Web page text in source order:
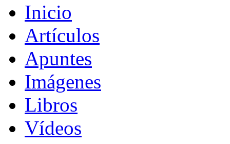
Inicio
Artículos
Apuntes
Imágenes
Libros
Vídeos